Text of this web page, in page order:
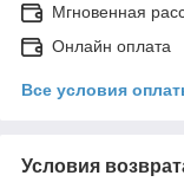
Мгновенная
Онлайн оплата
Все условия
Условия